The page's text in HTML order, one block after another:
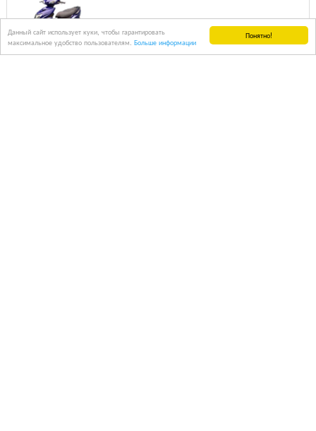
Понятно!
Данный сайт использует куки, чтобы гарантировать
максимальное удобство пользователям. Больше информации
Электроскутер